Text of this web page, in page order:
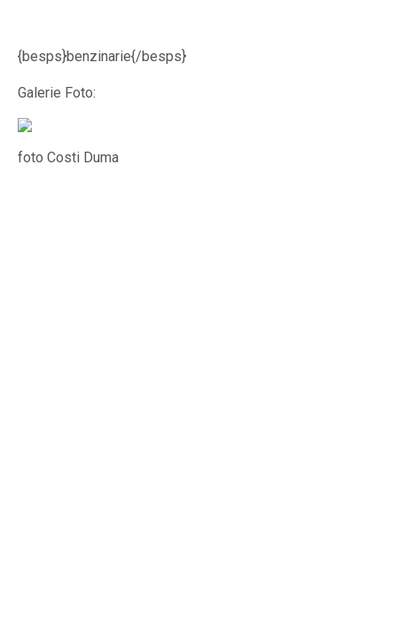
{besps}benzinarie{/besps}
Galerie Foto:
foto Costi Duma